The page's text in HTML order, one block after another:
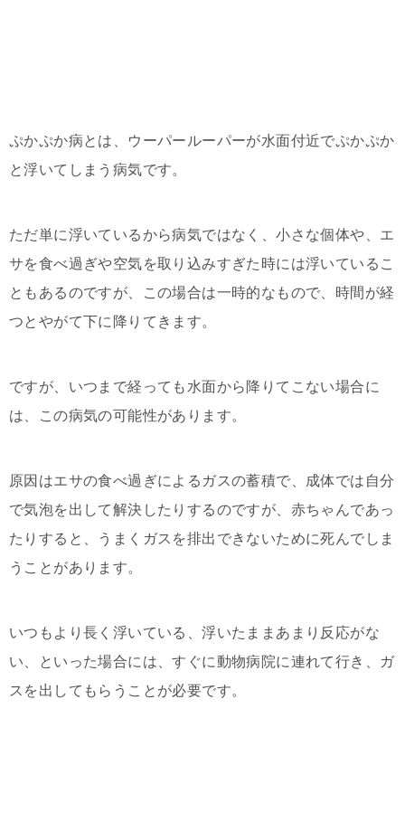
ぷかぷか病とは、ウーパールーパーが水面付近でぷかぷか
と浮いてしまう病気です。
ただ単に浮いているから病気ではなく、小さな個体や、エ
サを食べ過ぎや空気を取り込みすぎた時には浮いているこ
ともあるのですが、この場合は一時的なもので、時間が経
つとやがて下に降りてきます。
ですが、いつまで経っても水面から降りてこない場合に
は、この病気の可能性があります。
原因はエサの食べ過ぎによるガスの蓄積で、成体では自分
で気泡を出して解決したりするのですが、赤ちゃんであっ
たりすると、うまくガスを排出できないために死んでしま
うことがあります。
いつもより長く浮いている、浮いたままあまり反応がな
い、といった場合には、すぐに動物病院に連れて行き、ガ
スを出してもらうことが必要です。